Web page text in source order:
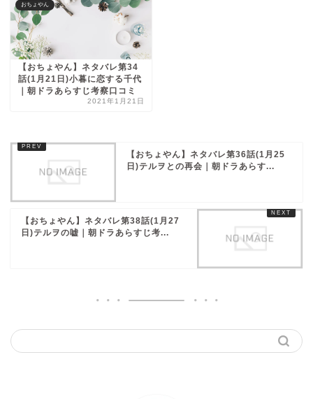
おちょやん
【おちょやん】ネタバレ第34
話(1月21日)小暮に恋する千代
｜朝ドラあらすじ考察口コミ
2021年1月21日
【おちょやん】ネタバレ第36話(1月25
日)テルヲとの再会｜朝ドラあらす...
【おちょやん】ネタバレ第38話(1月27
日)テルヲの嘘｜朝ドラあらすじ考...